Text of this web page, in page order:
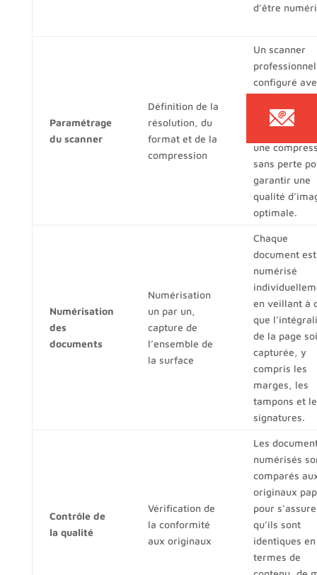
d’être
Paramétrage
du scanner
Définition de la
résolution, du
format et de la
compression
Un scanner
configuré
300 dpi, un
une
sans perte
garantir une
qualité
optimale.
Numérisation
des
documents
Numérisation
un par un,
capture de
l’ensemble de
la surface
Chaque
document est
numérisé
en veillant à
que
de la page
capturée, y
compris les
marges, les
tampons et
signatures.
Contrôle de
la qualité
Vérification de
la conformité
aux originaux
Les
numérisés
comparés
originaux
pour
qu’ils sont
identiques en
termes de